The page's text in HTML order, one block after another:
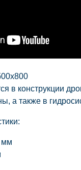
в конструкции
а также в
мм